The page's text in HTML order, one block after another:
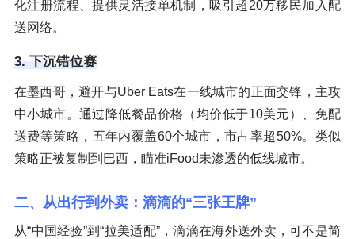
化注册流程、提供灵活接单机制，吸引超20万移民加入配
送网络。
3. 下沉错位赛
在墨西哥，避开与Uber Eats在一线城市的正面交锋，主攻
中小城市。通过降低餐品价格（均价低于10美元）、免配
送费等策略，五年内覆盖60个城市，市占率超50%。类似
策略正被复制到巴西，瞄准iFood未渗透的低线城市。
二、从出行到外卖：滴滴的“三张王牌”
从“中国经验”到“拉美适配”，滴滴在海外送外卖，可不是简